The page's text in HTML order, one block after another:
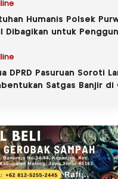
Humanis Polsek
Dibagikan untuk
DPRD Pasuruan Soroti
Satgas Banjir di